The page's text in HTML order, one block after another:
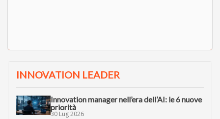
INNOVATION LEADER
Innovation manager nell’era dell’AI: le 6 nuove
priorità
30 Lug 2026